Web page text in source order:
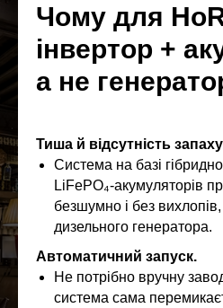
Чому для
інвертор +
а не
Тиша й відсутність
Система на базі
LiFePO₄‑акумуляторів
безшумно і без вихлопів,
дизельного генератора.
Автоматичний запуск.
Не потрібно вручну
система сама